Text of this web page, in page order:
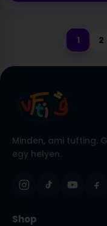
1 2
Minden, ami tufting.
egy helyen.
Shop